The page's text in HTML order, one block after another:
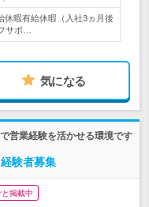
休暇有給休暇（入社3ヵ月後
サポ…
気になる
営業経験を活かせる環境です
験者募集
掲載中